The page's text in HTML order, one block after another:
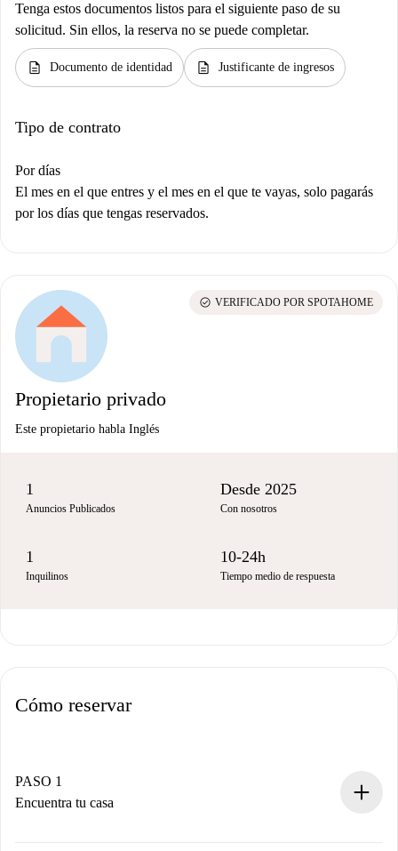
Tenga estos documentos listos para el siguiente paso de su
solicitud. Sin ellos, la reserva no se puede completar.
description Documento de identidad description Justificante de ingresos
Tipo de contrato
Por días
El mes en el que entres y el mes en el que te vayas, solo pagarás
por los días que tengas reservados.
Propietario privado
Este propietario habla Inglés
check_circle VERIFICADO POR SPOTAHOME
1
Anuncios Publicados
Desde 2025
Con nosotros
1
Inquilinos
10-24h
Tiempo medio de respuesta
Cómo reservar
PASO 1
Encuentra tu casa